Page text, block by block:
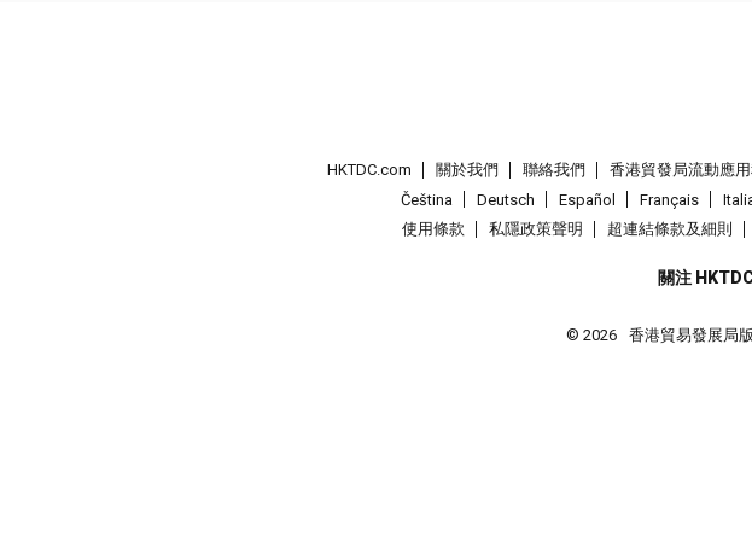
HKTDC.com 關於我們 聯絡我們 香港貿發局流動應
Čeština
Deutsch Español Français
使用條款
私隱政策聲明 超連結條款及細則
關注
© 2026 香港貿易發展局